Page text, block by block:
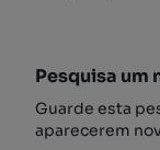
Pesquisa um
Guarde esta
aparecerem